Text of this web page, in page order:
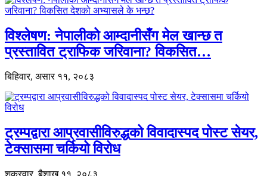
विश्लेषण: नेपालीको आम्दानीसँग मेल खान्छ त
प्रस्तावित ट्राफिक जरिवाना? विकसित…
बिहिवार, असार ११, २०८३
ट्रम्पद्वारा आप्रवासीविरुद्धको विवादास्पद पोस्ट सेयर,
टेक्सासमा चर्कियो विरोध